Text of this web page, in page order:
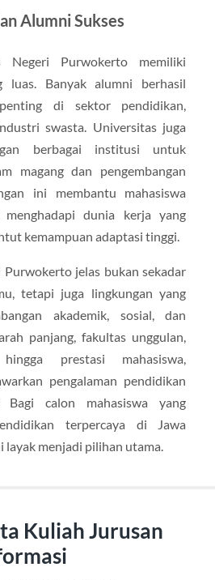
Alumni Sukses
Negeri Purwokerto memiliki
luas. Banyak alumni berhasil
di sektor pendidikan,
swasta. Universitas juga
berbagai institusi untuk
magang dan pengembangan
ini membantu mahasiswa
menghadapi dunia kerja yang
kemampuan adaptasi tinggi.
jelas bukan sekadar
tetapi juga lingkungan yang
akademik, sosial, dan
panjang, fakultas unggulan,
prestasi mahasiswa,
pengalaman pendidikan
Bagi calon mahasiswa yang
terpercaya di Jawa
layak menjadi pilihan utama.
Kuliah Jurusan